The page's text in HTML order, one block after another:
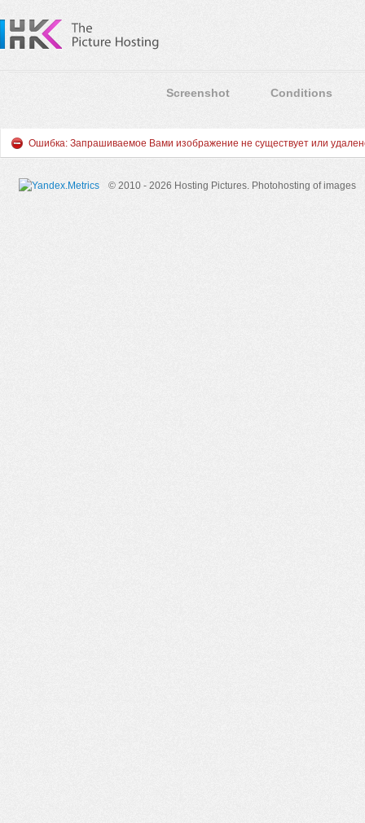
Screenshot Conditions
Ошибка: Запрашиваемое Вами изображение не существует или
© 2010 - 2026 Hosting Pictures. Photohosting of images